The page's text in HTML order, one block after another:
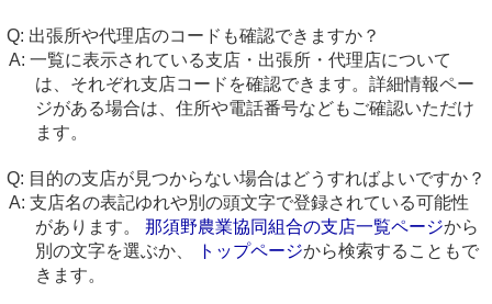
出張所や代理店のコードも確認できますか？
一覧に表示されている支店・出張所・代理店について
は、それぞれ支店コードを確認できます。詳細情報ペー
ジがある場合は、住所や電話番号などもご確認いただけ
ます。
目的の支店が見つからない場合はどうすればよいですか？
支店名の表記ゆれや別の頭文字で登録されている可能性
があります。 那須野農業協同組合の支店一覧ページから
別の文字を選ぶか、
トップページから検索することもで
きます。